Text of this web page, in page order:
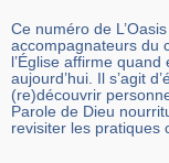
Ce numéro de
accompagnateurs du
l’Église affirme
aujourd’hui. Il s’agit
(re)découvrir
Parole de Dieu
revisiter les pratiques